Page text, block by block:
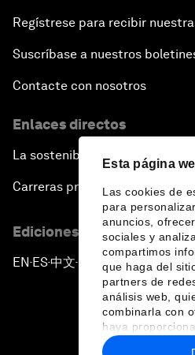
Esta página
Las cookies de
para
anuncios,
sociales y
compartimos
que haga del
partners de
análisis web,
combinarla con
haya
recopilado a
Regístrese para recibir
Suscríbase a nuestros
Contacte con nosotros
Enlaces directos
La sostenibilidad en el Foro
Carreras profesionales
Ediciones en otros idiomas
EN ▪ ES▪中文▪ 日本語